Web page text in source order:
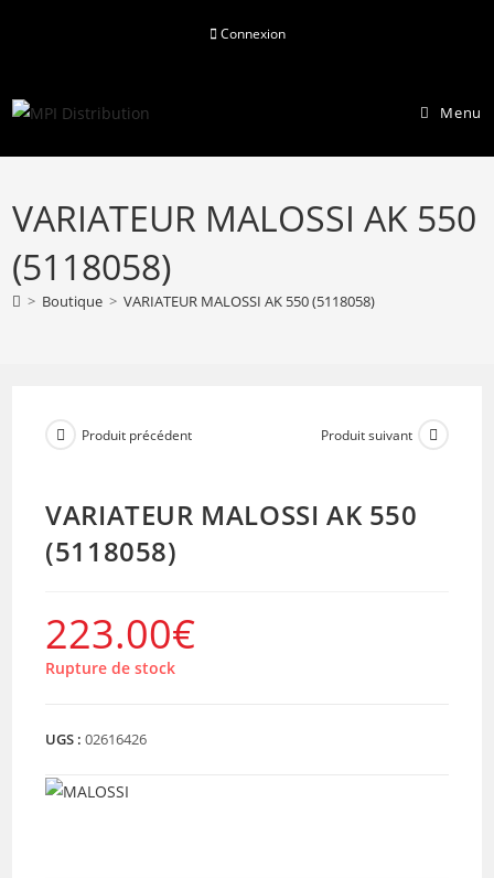
Connexion
Menu
VARIATEUR MALOSSI AK 550
(5118058)
> Boutique > VARIATEUR MALOSSI AK 550 (5118058)
Produit précédent Produit suivant
VARIATEUR MALOSSI AK 550
(5118058)
223.00€
Rupture de stock
UGS :02616426